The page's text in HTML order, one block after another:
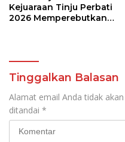
Kejuaraan Tinju Perbati
2026 Memperebutkan
Tinggalkan Balasan
Alamat email Anda tidak
ditandai *